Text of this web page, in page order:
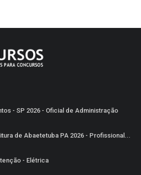
- SP 2026 - Oficial de Administração
de Abaetetuba PA 2026 - Profissional...
- Elétrica